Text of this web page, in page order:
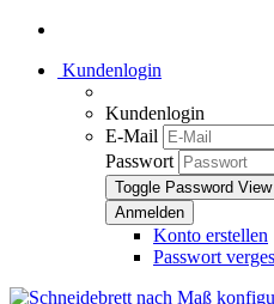
Kundenlogin
Kundenlogin
E-Mail
Passwort
Toggle Password View
Konto erstellen
Passwort